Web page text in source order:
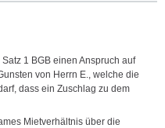
1 BGB einen Anspruch auf
von Herrn E., welche die
dass ein Zuschlag zu dem
Mietverhältnis über die